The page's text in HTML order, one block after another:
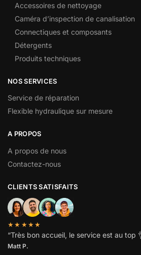
Accessoires de nettoyage
Caméra d’inspection de canalisation
Connectiques et composants
Détergents
Produits techniques
NOS SERVICES
Service de réparation
Flexible hydraulique sur mesure
A PROPOS
A propos de nous
Contactez-nous
CLIENTS SATISFAITS
★★★★★
“Très bon accueil, le service est au top
Matt P.